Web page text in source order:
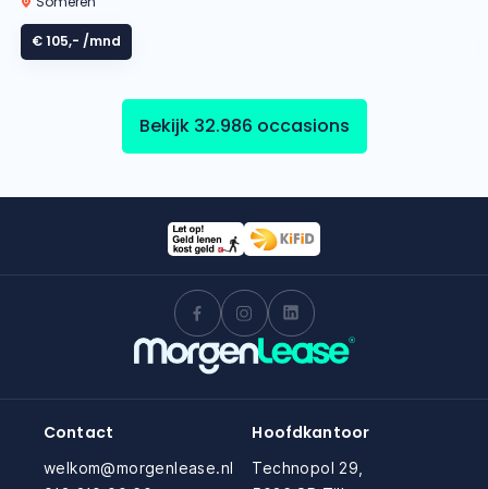
€ 105,- /mnd
Bekijk 32.986 occasions
Contact
welkom@morgenlease.nl
Hoofdkantoor
Technopol 29,